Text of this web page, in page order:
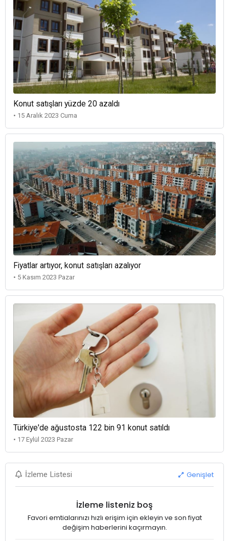
Konut satışları yüzde 20 azaldı
• 15 Aralık 2023 Cuma
Fiyatlar artıyor, konut satışları azalıyor
• 5 Kasım 2023 Pazar
Türkiye'de ağustosta 122 bin 91 konut satıldı
• 17 Eylül 2023 Pazar
İzleme Listesi Genişlet
İzleme listeniz boş
Favori emtialarınızı hızlı erişim için ekleyin ve son fiyat
değişim haberlerini kaçırmayın.